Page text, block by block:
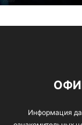
Информация